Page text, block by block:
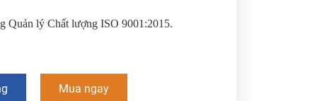
Quản lý Chất lượng ISO 9001:2015.
Mua ngay